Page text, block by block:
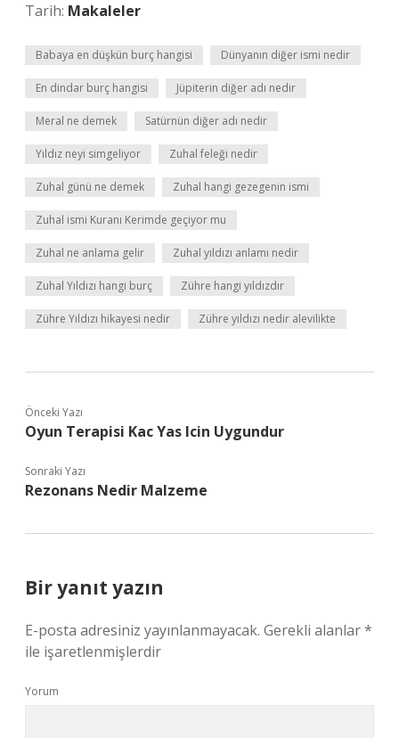
Tarih: Makaleler
Babaya en düşkün burç hangisi Dünyanın diğer ismi nedir
En dindar burç hangisi Jüpiterin diğer adı nedir
Meral ne demek Satürnün diğer adı nedir
Yıldız neyi simgeliyor Zuhal feleği nedir
Zuhal günü ne demek Zuhal hangi gezegenin ismi
Zuhal ismi Kuranı Kerimde geçiyor mu
Zuhal ne anlama gelir Zuhal yıldızı anlamı nedir
Zuhal Yıldızı hangi burç Zühre hangi yıldızdır
Zühre Yıldızı hikayesi nedir Zühre yıldızı nedir alevilikte
Önceki Yazı
Oyun Terapisi Kac Yas Icin Uygundur
Sonraki Yazı
Rezonans Nedir Malzeme
Bir yanıt yazın
E-posta adresiniz yayınlanmayacak. Gerekli alanlar*
ile işaretlenmişlerdir
Yorum